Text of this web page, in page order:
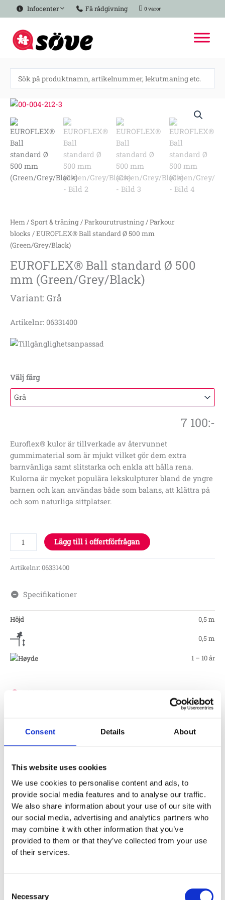
Consent Details About
This website uses cookies
We use cookies to personalise content and ads, to
provide social media features and to analyse our traffic.
We also share information about your use of our site with
our social media, advertising and analytics partners who
may combine it with other information that you’ve
provided to them or that they’ve collected from your use
of their services.
Selection
Necessary
Hoppa
till
innehåll
Infocenter Få rådgivning 0 varor
Hem/Sport & träning/Parkourutrustning/Parkour
blocks / EUROFLEX® Ball standard Ø 500 mm
(Green/Grey/Black)
EUROFLEX® Ball standard Ø 500
mm (Green/Grey/Black)
Variant: Grå
Artikelnr: 06331400
Välj färg
7 100:-
Euroflex® kulor är tillverkade av återvunnet
gummimaterial som är mjukt vilket gör dem extra
barnvänliga samt slitstarka och enkla att hålla rena.
Kulorna är mycket populära lekskulpturer bland de yngre
barnen och kan användas både som balans, att klättra på
och som naturliga sittplatser.
EUROFLEX®
Ball
standard
Ø
500
mm
(Green/Grey/Black)
mängd
Lägg till i offertförfrågan
Artikelnr:06331400
Specifikationer
Höjd 0,5 m
0,5 m
1 – 10 år
Produktens utseende kan avvika mot de bilder som visas
på hemsidan.
Mer information om produkten, klicka här
DWG, produktblad, teknisk information, bilder etc.